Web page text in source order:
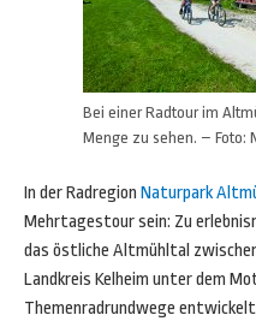
Bei einer Radtour im
Menge zu sehen. – Foto:
In der Radregion Naturpark
Mehrtagestour sein: Zu
das östliche Altmühltal
Landkreis Kelheim unter dem
Themenradrundwege